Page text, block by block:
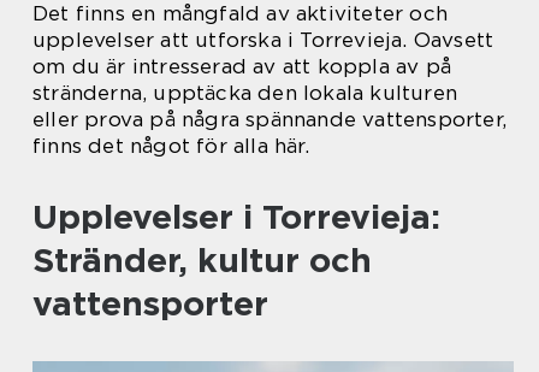
Det finns en mångfald av aktiviteter och
upplevelser att utforska i Torrevieja. Oavsett
om du är intresserad av att koppla av på
stränderna, upptäcka den lokala kulturen
eller prova på några spännande vattensporter,
finns det något för alla här.
Upplevelser i Torrevieja:
Stränder, kultur och
vattensporter